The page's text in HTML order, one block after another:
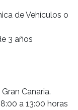
de Vehículos o
3 años
Canaria.
a 13:00 horas